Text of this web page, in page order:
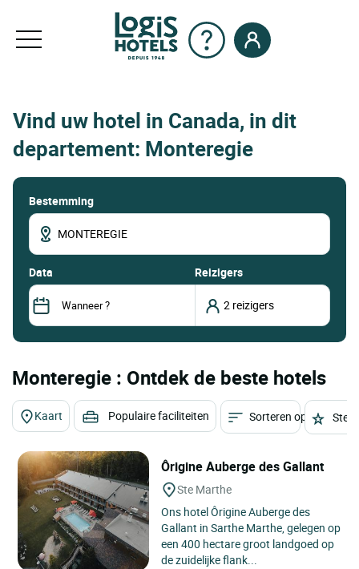
Vind uw hotel in Canada, in dit
departement: Monteregie
Bestemming
data Reizigers
Monteregie : Ontdek de beste hotels
Kaart Populaire faciliteiten Sorteren op
Ôrigine Auberge des Gallant
Ste Marthe
Ons hotel Ôrigine Auberge des
Gallant in Sarthe Marthe, gelegen op
een 400 hectare groot landgoed op
de zuidelijke flank...